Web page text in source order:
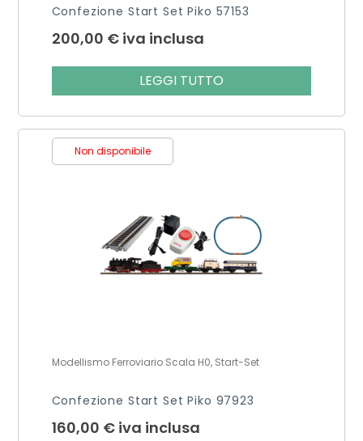
Confezione Start Set Piko 57153
200,00 € iva inclusa
LEGGI TUTTO
Non disponibile
Modellismo Ferroviario Scala H0, Start-Set
Confezione Start Set Piko 97923
160,00 € iva inclusa